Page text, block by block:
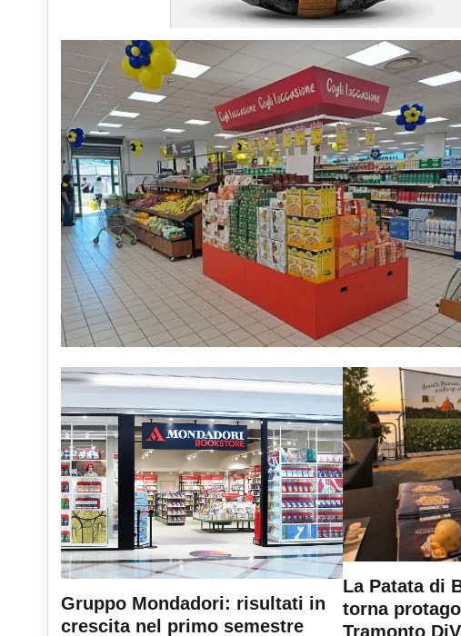
Gruppo Mondadori: risultati in
crescita nel primo semestre
La Patata di
torna
Tramonto